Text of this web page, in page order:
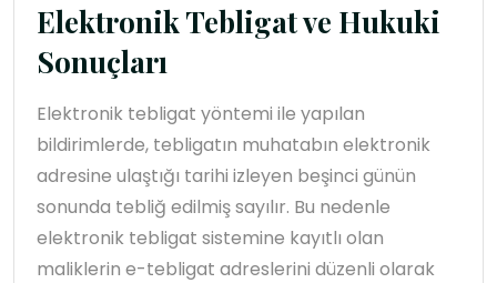
Elektronik Tebligat ve Hukuki
Sonuçları
Elektronik tebligat yöntemi ile yapılan
bildirimlerde, tebligatın muhatabın elektronik
adresine ulaştığı tarihi izleyen beşinci günün
sonunda tebliğ edilmiş sayılır. Bu nedenle
elektronik tebligat sistemine kayıtlı olan
maliklerin e-tebligat adreslerini düzenli olarak